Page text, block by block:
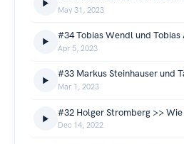
May 31, 2023
Apr 5, 2023
Mar 1, 2023
Dec 14, 2022